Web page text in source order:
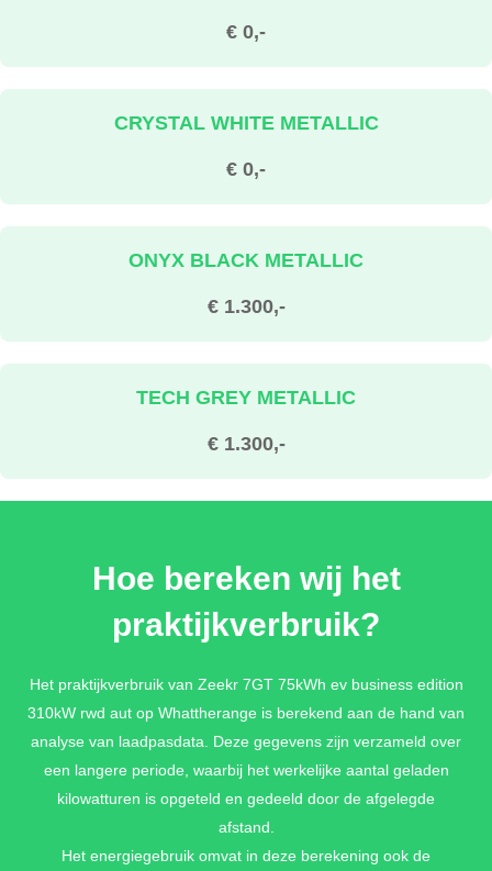
€ 0,-
€ 0,-
CRYSTAL WHITE METALLIC
€ 1.300,-
ONYX BLACK METALLIC
€ 1.300,-
TECH GREY METALLIC
€ 0,-
€ 0,-
Hoe bereken wij het
praktijkverbruik?
Het praktijkverbruik van Zeekr 7GT 75kWh ev business edition
310kW rwd aut op Whattherange is berekend aan de hand van
analyse van laadpasdata. Deze gegevens zijn verzameld over
een langere periode, waarbij het werkelijke aantal geladen
kilowatturen is opgeteld en gedeeld door de afgelegde
afstand.
Het energiegebruik omvat in deze berekening ook de